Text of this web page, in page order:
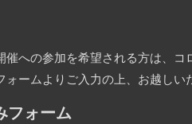
催への参加を希望される方は、
ォームよりご入力の上、お越しい
フォーム